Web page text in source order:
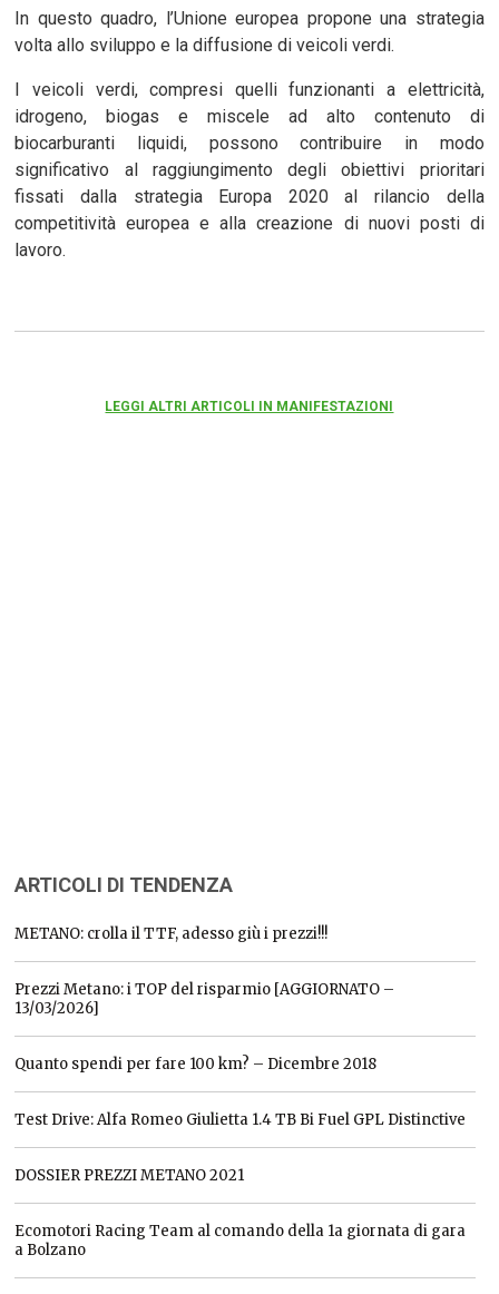
In questo quadro, l’Unione europea propone una strategia
volta allo sviluppo e la diffusione di veicoli verdi.
I veicoli verdi, compresi quelli funzionanti a elettricità,
idrogeno, biogas e miscele ad alto contenuto di
biocarburanti liquidi, possono contribuire in modo
significativo al raggiungimento degli obiettivi prioritari
fissati dalla strategia Europa 2020 al rilancio della
competitività europea e alla creazione di nuovi posti di
lavoro.
LEGGI ALTRI ARTICOLI IN MANIFESTAZIONI
ARTICOLI DI TENDENZA
METANO: crolla il TTF, adesso giù i prezzi!!!
Prezzi Metano: i TOP del risparmio [AGGIORNATO –
13/03/2026]
Quanto spendi per fare 100 km? – Dicembre 2018
Test Drive: Alfa Romeo Giulietta 1.4 TB Bi Fuel GPL Distinctive
DOSSIER PREZZI METANO 2021
Ecomotori Racing Team al comando della 1a giornata di gara
a Bolzano